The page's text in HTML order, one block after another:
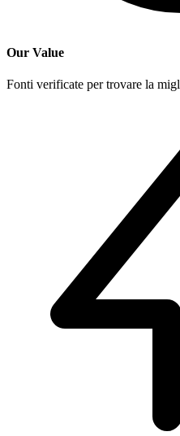
Our Value
Fonti verificate per trovare la